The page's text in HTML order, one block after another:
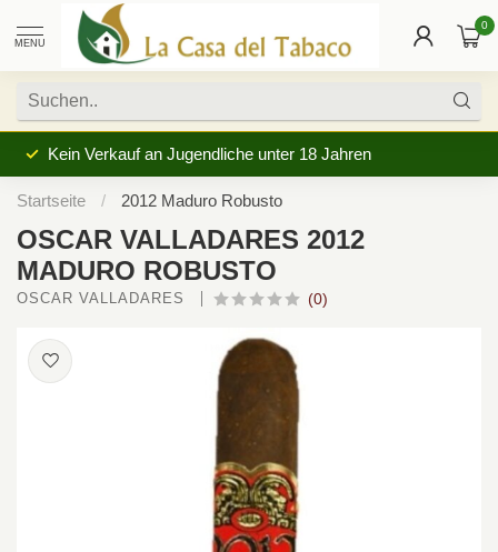
MENU
0
Kein Verkauf an Jugendliche unter 18 Jahren
Startseite / 2012 Maduro Robusto
OSCAR VALLADARES 2012
MADURO ROBUSTO
OSCAR VALLADARES (0)